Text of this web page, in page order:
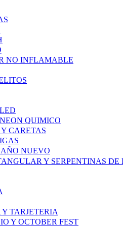
NO INFLAMABLE
QUIMICO
CARETAS
NUEVO
Y SERPENTINAS DE
TARJETERIA
Y OCTOBER FEST